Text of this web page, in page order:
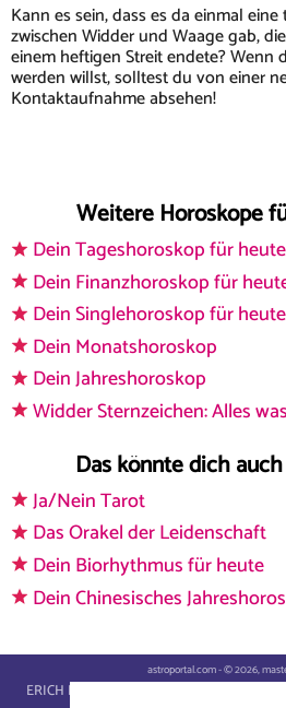
Kann es sein, dass es da einmal
zwischen Widder und Waage gab,
einem heftigen Streit endete? Wenn
werden willst, solltest du von einer
Kontaktaufnahme absehen!
Weitere Horoskope
Dein Tageshoroskop für heute
Dein Finanzhoroskop für
Dein Singlehoroskop für heute
Dein Monatshoroskop
Dein Jahreshoroskop
Widder Sternzeichen: Alles
Das könnte dich
Ja/Nein Tarot
Das Orakel der Leidenschaft
Dein Biorhythmus für heute
Dein Chinesisches
astroportal.com - © 2026,
ERICH BAUER